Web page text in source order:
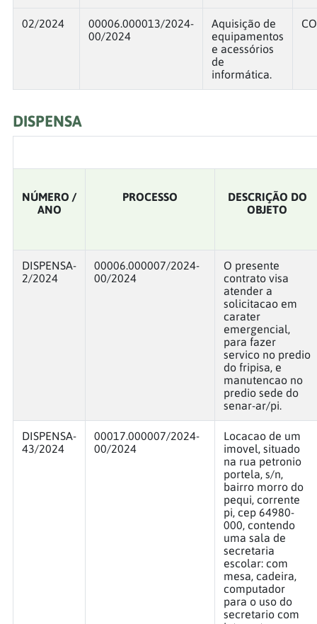
02/2024
00006.000013/2024-
00/2024
Aquisição de
equipamentos
e acessórios
de
informática.
DISPENSA
NÚMERO /
ANO
PROCESSO
DESCRIÇÃO DO
OBJETO
DISPENSA-
2/2024
00006.000007/2024-
00/2024
O presente
contrato visa
atender a
solicitacao em
carater
emergencial,
para fazer
servico no predio
do fripisa, e
manutencao no
predio sede do
senar-ar/pi.
DISPENSA-
43/2024
00017.000007/2024-
00/2024
Locacao de um
imovel, situado
na rua petronio
portela, s/n,
bairro morro do
pequi, corrente
pi, cep 64980-
000, contendo
uma sala de
secretaria
escolar: com
mesa, cadeira,
computador
para o uso do
secretario com